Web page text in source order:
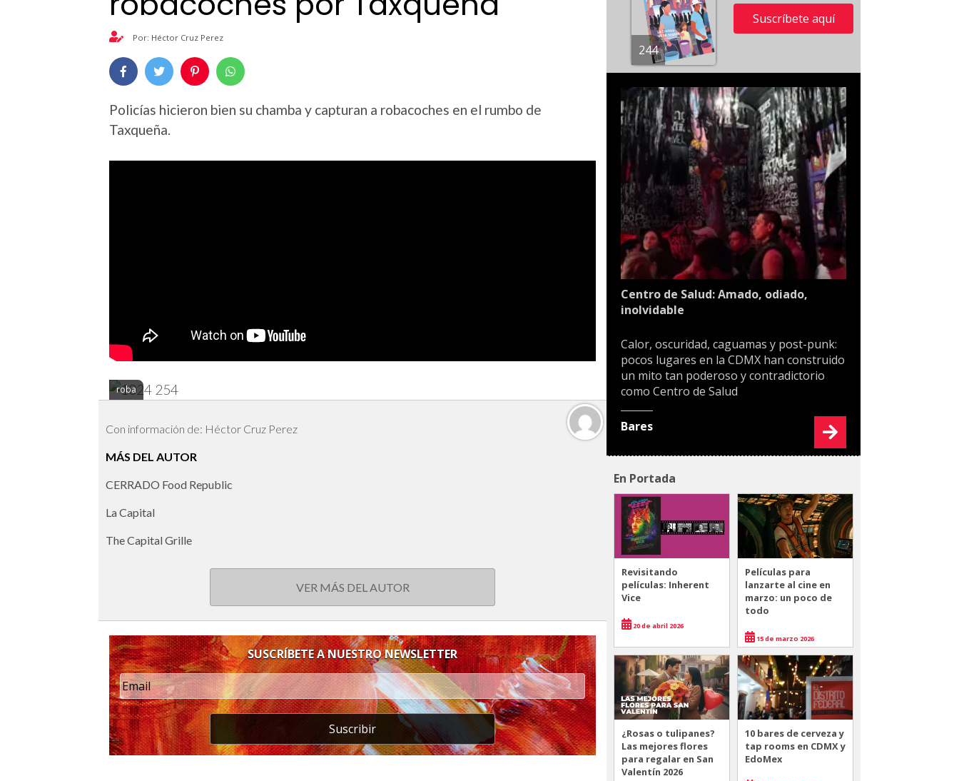
Por: Héctor Cruz Perez
Policías hicieron bien su chamba y capturan a robacoches en el rumbo de
Taxqueña.
roba
Con información de: Héctor Cruz Perez
MÁS DEL AUTOR
CERRADO Food Republic
La Capital
The Capital Grille
VER MÁS DEL AUTOR
SUSCRÍBETE A NUESTRO NEWSLETTER
Suscribir
244
Suscríbete aquí
Centro de Salud: Amado, odiado,
inolvidable
Calor, oscuridad, caguamas y post-punk:
pocos lugares en la CDMX han construido
un mito tan poderoso y contradictorio
como Centro de Salud
Bares
En Portada
Revisitando
películas: Inherent
Vice
20 de abril 2026
Películas para
lanzarte al cine en
marzo: un poco de
todo
15 de marzo 2026
¿Rosas o tulipanes?
Las mejores flores
para regalar en San
Valentín 2026
10 bares de cerveza y
tap rooms en CDMX y
EdoMex